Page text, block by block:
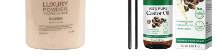
Scrub / Balsam de buze
Netestate pe Animale